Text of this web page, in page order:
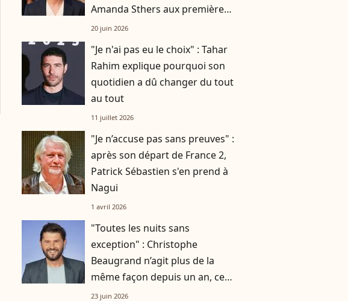
Amanda Sthers aux premières
loges
20 juin 2026
"Je n'ai pas eu le choix" : Tahar
Rahim explique pourquoi son
quotidien a dû changer du tout
au tout
11 juillet 2026
"Je n’accuse pas sans preuves" :
après son départ de France 2,
Patrick Sébastien s'en prend à
Nagui
1 avril 2026
"Toutes les nuits sans
exception" : Christophe
Beaugrand n’agit plus de la
même façon depuis un an, cet
événement a tout changé
23 juin 2026